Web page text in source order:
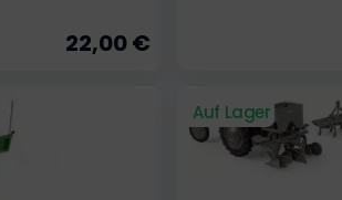
22,00 €
Auf Lager